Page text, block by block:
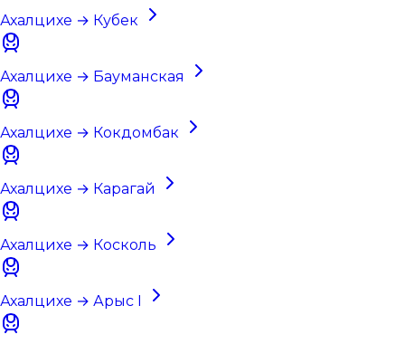
Ахалцихе → Кубек
Ахалцихе → Бауманская
Ахалцихе → Кокдомбак
Ахалцихе → Карагай
Ахалцихе → Коскoль
Ахалцихе → Арыс I